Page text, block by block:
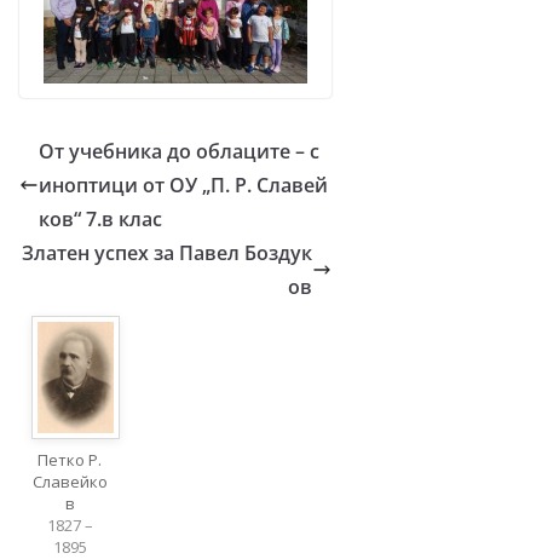
От учебника до облаците – с
иноптици от ОУ „П. Р. Славей
ков“ 7.в клас
Златен успех за Павел Боздук
ов
Петко Р.
Славейко
в
1827 –
1895